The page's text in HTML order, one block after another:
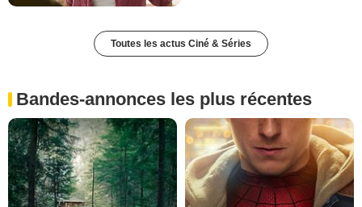
Toutes les actus Ciné & Séries
Bandes-annonces les plus récentes